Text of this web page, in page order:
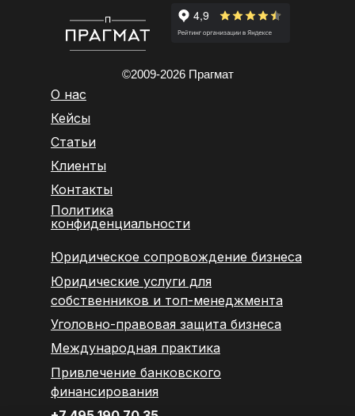
©2009-2026 Прагмат
О нас
Кейсы
Статьи
Контакты
Клиенты
Политика
конфиденциальности
Международная практика
Уголовно-правовая защита бизнеса
Юридические услуги для
собственников и топ-менеджмента
Юридическое сопровождение бизнеса
Привлечение банковского
финансирования